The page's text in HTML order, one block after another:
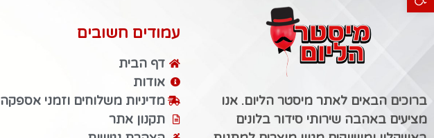
ברוכים הבאים לאתר מיסטר הליום. אנו
מציעים באהבה שירותי סידור בלונים
עמודים חשובים
דף הבית
אודות
מדיניות משלוחים וזמני אספקה
תקנון אתר